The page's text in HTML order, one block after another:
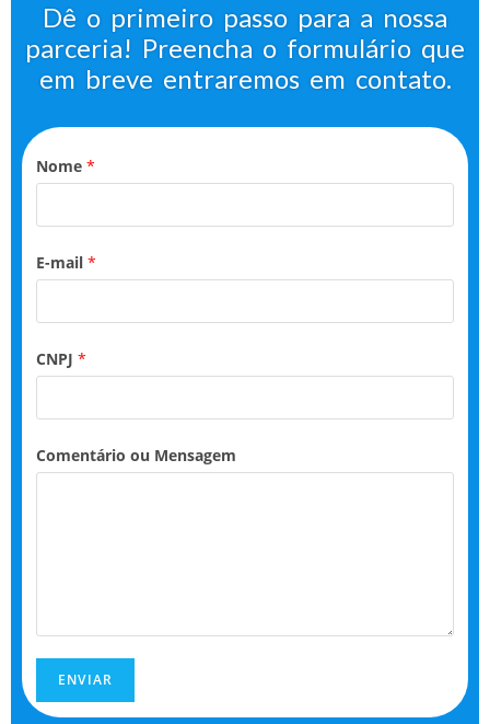
Dê o primeiro passo para a nossa
parceria! Preencha o formulário que
em breve entraremos em contato.
Nome *
E-mail *
CNPJ *
Comentário ou Mensagem
ENVIAR